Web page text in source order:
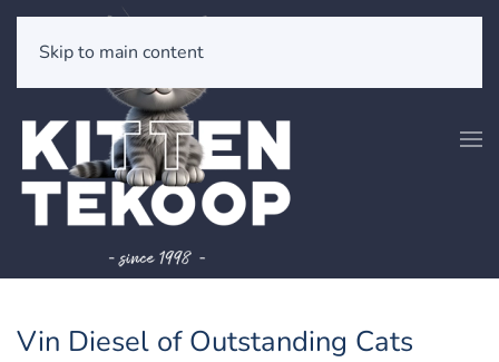
Skip to main content
Vin Diesel of Outstanding Cats